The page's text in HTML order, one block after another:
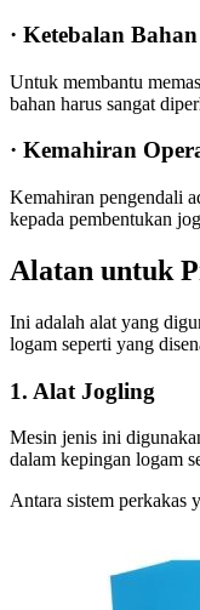
· Ketebalan Bahan
Untuk membantu
bahan harus sangat
· Kemahiran
Kemahiran pengendali
kepada pembentukan
Alatan untuk
Ini adalah alat yang
logam seperti yang
1. Alat Jogling
Mesin jenis ini
dalam kepingan logam
Antara sistem perkakas